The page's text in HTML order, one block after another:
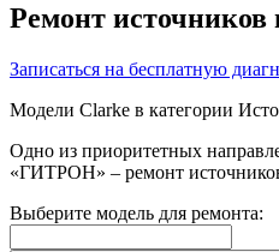
Ремонт
Записаться на бесплатную
Модели Clarke в категории
Одно из приоритетных
«ГИТРОН» – ремонт
Выберите модель для ремонта: